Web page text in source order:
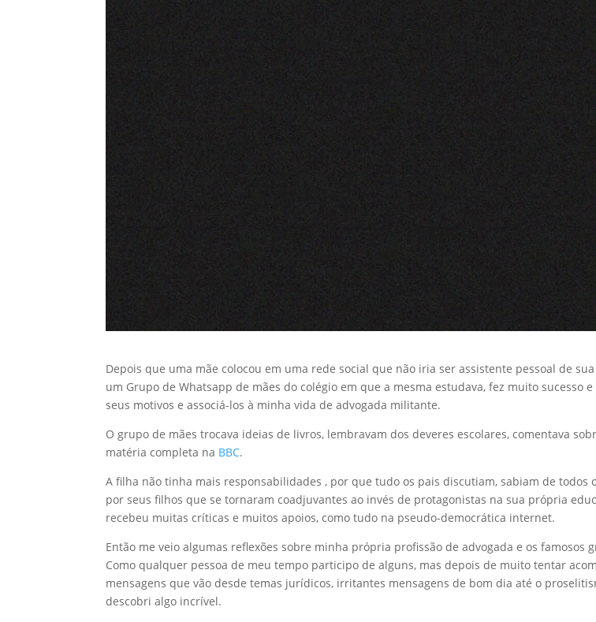
Depois que uma mãe colocou em uma rede social que não iria ser assistente pessoal de
um Grupo de Whatsapp de mães do colégio em que a mesma estudava, fez muito sucesso
seus motivos e associá-los à minha vida de advogada militante.
O grupo de mães trocava ideias de livros, lembravam dos deveres escolares, comentava
matéria completa na BBC.
A filha não tinha mais responsabilidades , por que tudo os pais discutiam, sabiam de todos
por seus filhos que se tornaram coadjuvantes ao invés de protagonistas na sua própria
recebeu muitas críticas e muitos apoios, como tudo na pseudo-democrática internet.
Então me veio algumas reflexões sobre minha própria profissão de advogada e os famosos
Como qualquer pessoa de meu tempo participo de alguns, mas depois de muito tentar
mensagens que vão desde temas jurídicos, irritantes mensagens de bom dia até o
descobri algo incrível.